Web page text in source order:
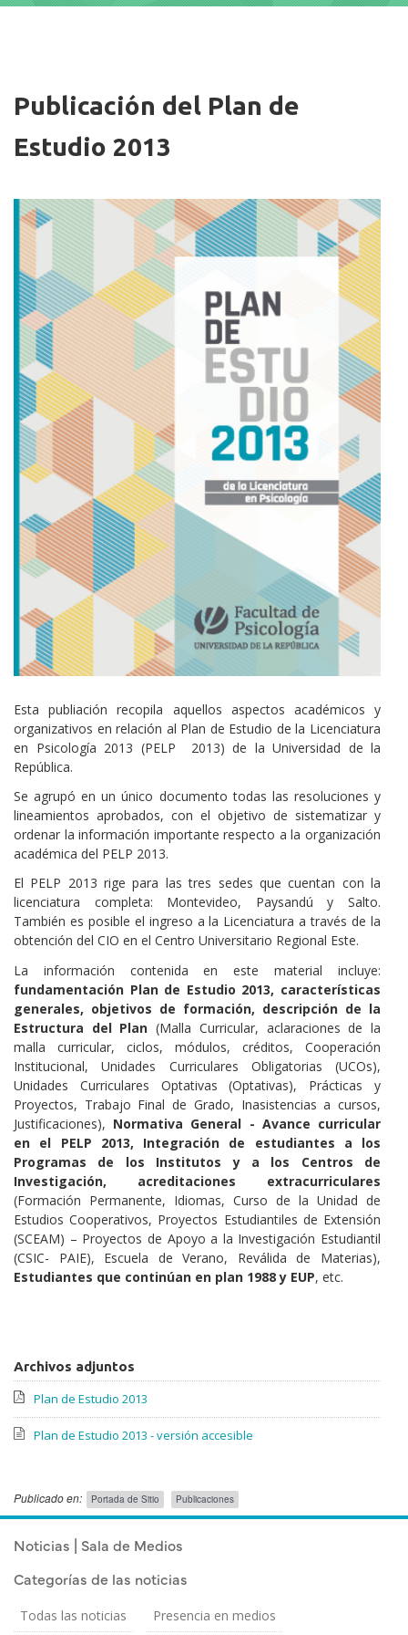
Noticias | Sala de Medios
Categorías de las noticias
Todas las noticias Presencia en medios
Publicación del Plan de
Estudio 2013
Cuerpo
Esta publiación recopila aquellos aspectos académicos y
organizativos en relación al Plan de Estudio de la Licenciatura
en Psicología 2013 (PELP 2013) de la Universidad de la
República.
Se agrupó en un único documento todas las resoluciones y
lineamientos aprobados, con el objetivo de sistematizar y
ordenar la información importante respecto a la organización
académica del PELP 2013.
El PELP 2013 rige para las tres sedes que cuentan con la
licenciatura completa: Montevideo, Paysandú y Salto.
También es posible el ingreso a la Licenciatura a través de la
obtención del CIO en el Centro Universitario Regional Este.
La información contenida en este material incluye:
fundamentación Plan de Estudio 2013, características
generales, objetivos de formación, descripción de la
Estructura del Plan (Malla Curricular, aclaraciones de la
malla curricular, ciclos, módulos, créditos, Cooperación
Institucional, Unidades Curriculares Obligatorias (UCOs),
Unidades Curriculares Optativas (Optativas), Prácticas y
Proyectos, Trabajo Final de Grado, Inasistencias a cursos,
Justificaciones), Normativa General - Avance curricular
en el PELP 2013, Integración de estudiantes a los
Programas de los Institutos y a los Centros de
Investigación, acreditaciones extracurriculares
(Formación Permanente, Idiomas, Curso de la Unidad de
Estudios Cooperativos, Proyectos Estudiantiles de Extensión
(SCEAM) – Proyectos de Apoyo a la Investigación Estudiantil
(CSIC- PAIE), Escuela de Verano, Reválida de Materias),
Estudiantes que continúan en plan 1988 y EUP, etc.
Archivos adjuntos
Plan de Estudio 2013
Plan de Estudio 2013 - versión accesible
Publicado en: Portada de Sitio Publicaciones
Publicado el Viernes 15 Febrero, 2019